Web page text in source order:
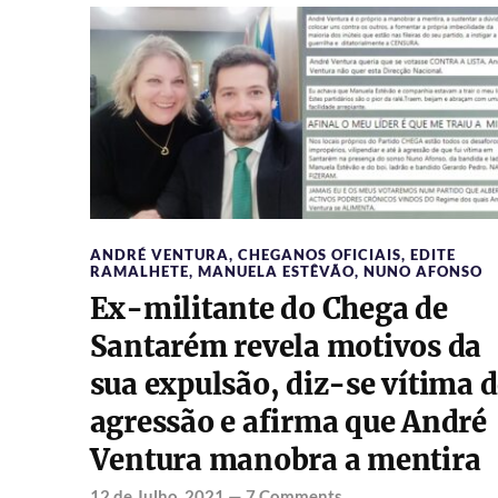
ANDRÉ VENTURA, CHEGANOS OFICIAIS, EDITE
RAMALHETE, MANUELA ESTÊVÃO, NUNO AFONSO
Ex-militante do Chega de
Santarém revela motivos da
sua expulsão, diz-se vítima
agressão e afirma que André
Ventura manobra a mentira